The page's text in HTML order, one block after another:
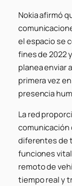
Nokia afirmó
el espacio se
fines de 2022
planea enviar
primera vez
presencia
La red
comunicación
diferentes de
funciones
remoto de
tiempo real y